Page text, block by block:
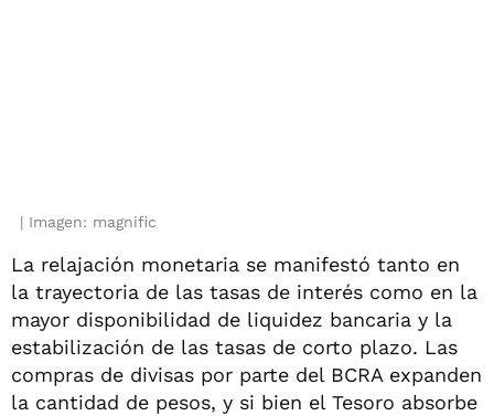
Imagen: magnific
La relajación monetaria se manifestó tanto en
la trayectoria de las tasas de interés como en la
mayor disponibilidad de liquidez bancaria y la
estabilización de las tasas de corto plazo. Las
compras de divisas por parte del BCRA expanden
la cantidad de pesos, y si bien el Tesoro absorbe